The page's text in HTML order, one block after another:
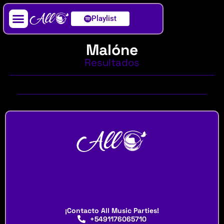
Playlist
Malóne
Resultados
¡Contacto All Music Parties!
+5491176065710